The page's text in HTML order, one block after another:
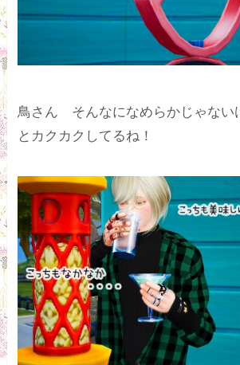
鳥さん そんなになめらかじゃな
とカクカクしてるね！